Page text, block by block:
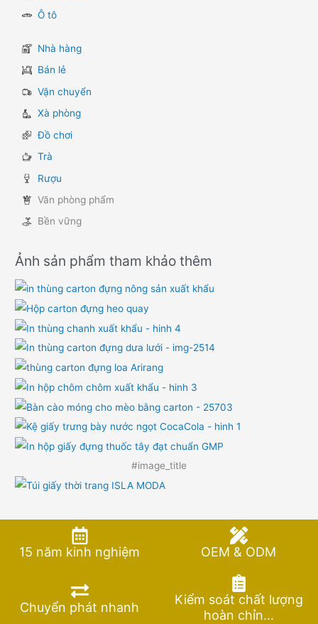
Ô tô
Nhà hàng
Bán lẻ
Vận chuyển
Xà phòng
Đồ chơi
Trà
Rượu
Văn phòng phẩm
Bền vững
Ảnh sản phẩm tham khảo thêm
#image_title
15 năm kinh nghiệm OEM & ODM
Chuyển phát nhanh
Kiểm soát chất lượng
hoàn chỉn...